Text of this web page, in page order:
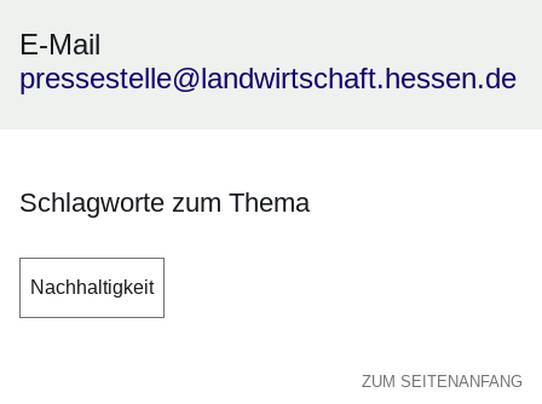
E-Mail
pressestelle@landwirtschaft.hessen.de
Schlagworte zum Thema
Nachhaltigkeit
ZUM SEITENANFANG